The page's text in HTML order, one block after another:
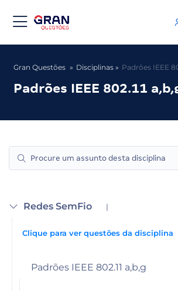
Gran Questões Disciplinas Padrões IEEE
Padrões IEEE 802.11
Redes SemFio |
Clique para ver questões da disciplina
Padrões IEEE 802.11 a,b,g